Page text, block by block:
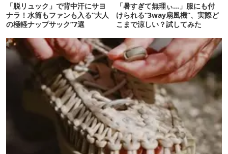
「脱リュック」で背中汗にサヨ
ナラ！水筒もファンも入る“大人
の極軽ナップサック”7選
「暑すぎて無理ぃ…」服にも付
けられる“3way扇風機”、実際ど
こまで涼しい？試してみた